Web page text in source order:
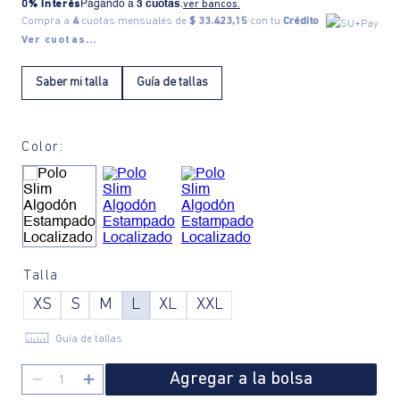
0% Interés Pagando a 3 cuotas.ver bancos.
Compra a 4cuotas mensuales de $ 33.423,15 con tu Crédito
Ver cuotas...
Saber mi talla Guía de tallas
Color:
Talla
XS S M L XL XXL
Guía de tallas
＋
－ Agregar a la bolsa